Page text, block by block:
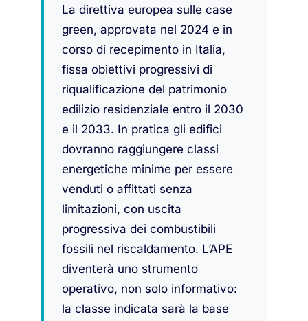
La direttiva europea sulle case
green, approvata nel 2024 e in
corso di recepimento in Italia,
fissa obiettivi progressivi di
riqualificazione del patrimonio
edilizio residenziale entro il 2030
e il 2033. In pratica gli edifici
dovranno raggiungere classi
energetiche minime per essere
venduti o affittati senza
limitazioni, con uscita
progressiva dei combustibili
fossili nel riscaldamento. L’APE
diventerà uno strumento
operativo, non solo informativo:
la classe indicata sarà la base